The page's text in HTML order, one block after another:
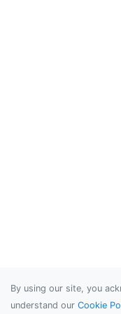
By using our site, you
understand our Cookie